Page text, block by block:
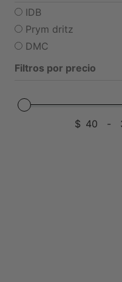
IDB
Prym dritz
DMC
Filtros por precio
$ -